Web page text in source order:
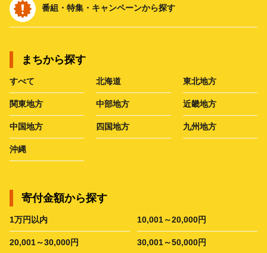
番組・特集・キャンペーンから探す
まちから探す
すべて 北海道 東北地方
関東地方 中部地方 近畿地方
中国地方 四国地方 九州地方
沖縄
寄付金額から探す
1万円以内 10,001～20,000円
20,001～30,000円 30,001～50,000円